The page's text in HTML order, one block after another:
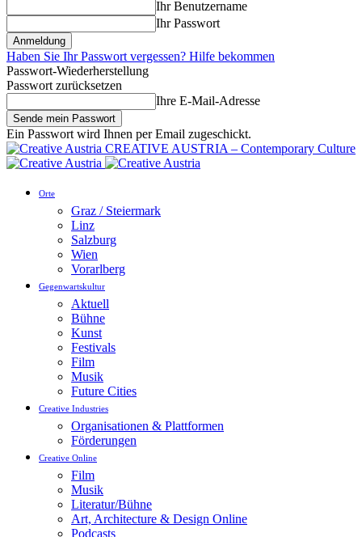
Ihr Benutzername
Ihr Passwort
Haben Sie Ihr Passwort vergessen? Hilfe bekommen
Passwort-Wiederherstellung
Passwort zurücksetzen
Ihre E-Mail-Adresse
Ein Passwort wird Ihnen per Email zugeschickt.
CREATIVE AUSTRIA – Contemporary Culture
Orte
Graz / Steiermark
Linz
Salzburg
Wien
Vorarlberg
Gegenwartskultur
Aktuell
Bühne
Kunst
Festivals
Film
Musik
Future Cities
Creative Industries
Organisationen & Plattformen
Förderungen
Creative Online
Film
Musik
Literatur/Bühne
Art, Architecture & Design Online
Podcasts